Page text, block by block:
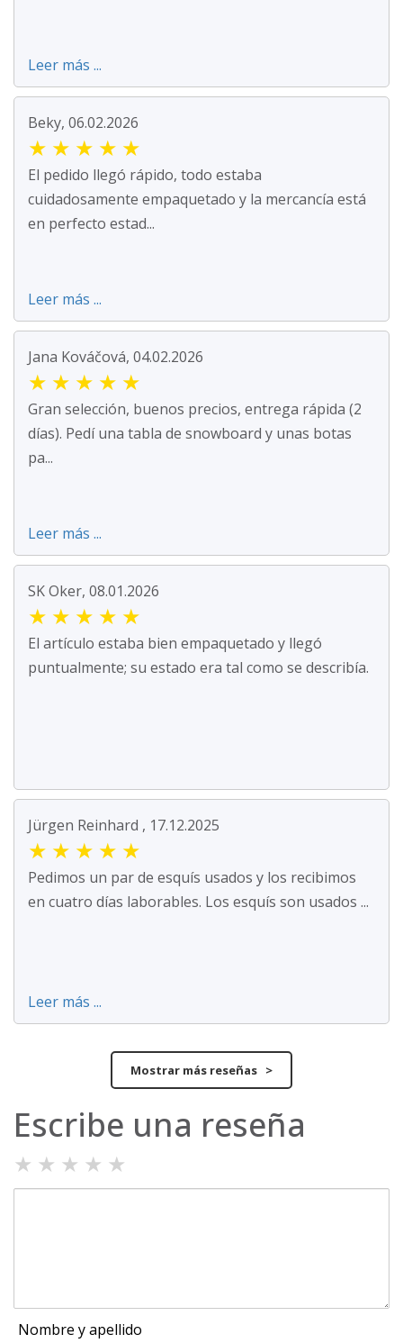
Leer más ...
Beky, 06.02.2026
★ ★ ★ ★ ★
El pedido llegó rápido, todo estaba
cuidadosamente empaquetado y la mercancía está
en perfecto estad...
Leer más ...
Jana Kováčová, 04.02.2026
★ ★ ★ ★ ★
Gran selección, buenos precios, entrega rápida (2
días). Pedí una tabla de snowboard y unas botas
pa...
Leer más ...
SK Oker, 08.01.2026
★ ★ ★ ★ ★
El artículo estaba bien empaquetado y llegó
puntualmente; su estado era tal como se describía.
Jürgen Reinhard , 17.12.2025
★ ★ ★ ★ ★
Pedimos un par de esquís usados y los recibimos
en cuatro días laborables. Los esquís son usados ...
Leer más ...
Mostrar más reseñas >
Escribe una reseña
★ ★ ★ ★ ★
Nombre y apellido